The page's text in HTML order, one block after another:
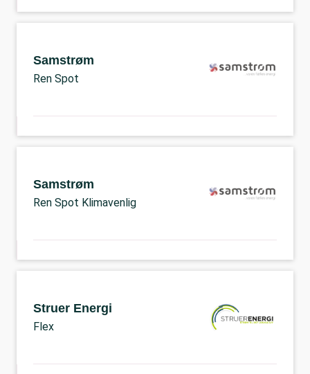
Samstrøm
Ren Spot
Samstrøm
Ren Spot Klimavenlig
Struer Energi
Flex